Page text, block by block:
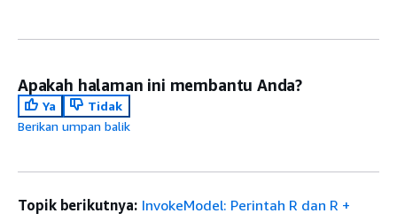
Apakah halaman ini membantu Anda?
Ya
Tidak
Berikan umpan balik
Topik berikutnya: InvokeModel: Perintah R dan R +